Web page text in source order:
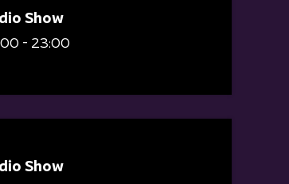
Show
- 23:00
Show